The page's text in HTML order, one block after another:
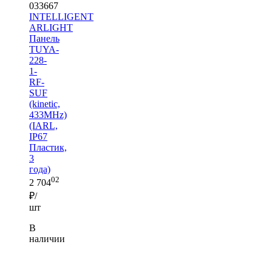
033667
INTELLIGENT
ARLIGHT
Панель
TUYA-
228-
1-
RF-
SUF
(kinetic,
433MHz)
(IARL,
IP67
Пластик,
3
года)
2 70402
₽/
шт
В
наличии